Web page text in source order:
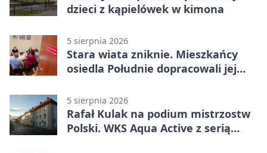
dzieci z kąpielówek w kimona
5 sierpnia 2026
Stara wiata zniknie. Mieszkańcy
osiedla Południe dopracowali jej
5 sierpnia 2026
Rafał Kulak na podium mistrzostw
Polski. WKS Aqua Active z serią